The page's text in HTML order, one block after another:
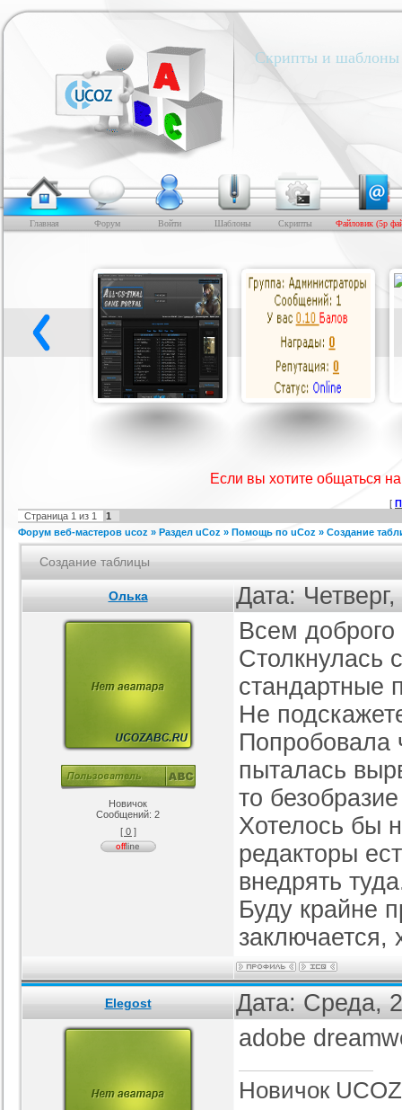
Скрипты и шаблоны
Главная Форум Войти Шаблоны Скрипты Файловик (5р
музыкальной
Шаблон для Ucoz : Irene
Сборник лучших шаблонов
уходящего года
Категория :Ucoz
Шаблон для ucoz Wow-Good
Категория :
Оригинальный шаблон сайта
Категория :Ucoz
Если вы хотите общаться
[
Страница 1 из 1
1
Форум веб-мастеров ucoz » Раздел uCoz » Помощь по uCoz » Создание
Создание таблицы
Олька Дата:
Новичок
Сообщений: 2
[ 0 ]
Всем доброго
Столкнулась
стандартные
Не
Попробовала
пыталась
то
Хотелось бы
редакторы
внедрять
Буду крайне
Elegost Дата: Среда,
adobe
Новичок UCOZ